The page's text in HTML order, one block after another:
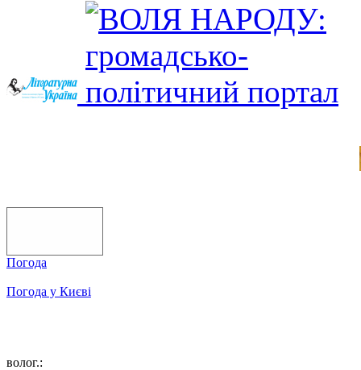
Погода
Погода у Києві
волог.: